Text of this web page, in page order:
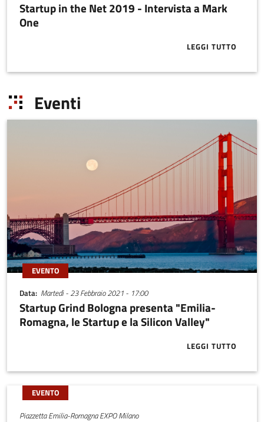
Startup in the Net 2019 - Intervista a Mark
One
LEGGI TUTTO
ABOUT
Eventi
EVENTO
Data Martedì - 23 Febbraio 2021 - 17:00
Startup Grind Bologna presenta "Emilia-
Romagna, le Startup e la Silicon Valley"
LEGGI TUTTO
ABOUT
EVENTO
Piazzetta Emilia-Romagna EXPO Milano